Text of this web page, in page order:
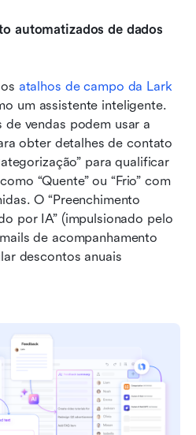
automatizados de dados
atalhos de campo da Lark
um assistente inteligente.
de vendas podem usar a
obter detalhes de contato
para qualificar
“Quente” ou “Frio” com
O “Preenchimento
por IA” (impulsionado pelo
de acompanhamento
descontos anuais